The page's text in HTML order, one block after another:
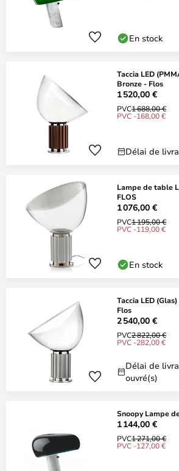
En stock
Taccia LED
Bronze - Flos
1 520,00 €
PVC1 688,00 €
PVC -168,00 €
Délai de
Lampe de table
FLOS
1 076,00 €
PVC1 195,00 €
PVC -119,00 €
En stock
Taccia LED
Flos
2 540,00 €
PVC2 822,00 €
PVC -282,00 €
Délai de
ouvré(s)
Snoopy Lampe
1 144,00 €
PVC1 271,00 €
PVC -127,00 €